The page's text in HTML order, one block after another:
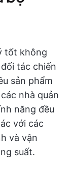
tốt không
tác chiến
sản phẩm
nhà quản
năng đều
với các
và vận
suất.